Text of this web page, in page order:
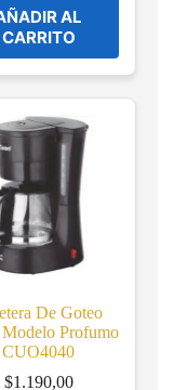
AL
CARRITO
De Goteo
Profumo
CUO4040
$1.190,00